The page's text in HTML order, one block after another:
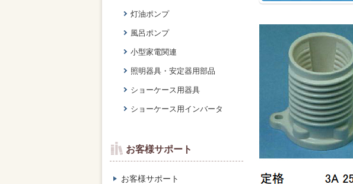
灯油ポンプ
風呂ポンプ
小型家電関連
照明器具・安定器用部品
ショーケース用器具
ショーケース用インバータ
お客様サポート
お客様サポート